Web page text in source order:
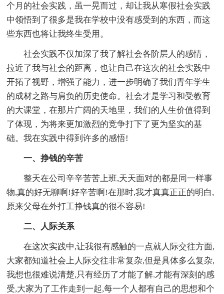
个月的社会实践，虽一晃而过，却让我从寒假社会实践
中领悟到了很多是我在学校中没有感受到的东西，而这
些东西也将让我终生受用。
社会实践不仅加深了我了解社会各阶层人的感情，
拉近了我与社会的距离，也让自己在这次的社会实践中
开拓了视野，增强了能力，进一步明确了我们青年学生
的成材之路与肩负的历史使命。社会才是学习和受教育
的大课堂，在那片广阔的天地里，我们的人生价值得到
了体现，为将来更加激烈的竞争打下了更为坚实的基
础。我在实践中得到许多的感悟!
一、挣钱的辛苦
整天在公司辛辛苦苦上班,天天面对的都是同一样事
物,真的好无聊啊!好辛苦啊!在那时,我才真真正正的明白,
原来父母在外打工挣钱真的很不容易!
二、人际关系
在这次实践中,让我很有感触的一点就人际交往方面,
大家都知道社会上人际交往非常复杂,但是具体多么复杂,
我想也很难说清楚,只有经历了才能了解.才能有深刻的感
受,大家为了工作走到一起,每一个人都有自己的思想和个